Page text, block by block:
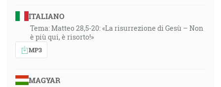
ITALIANO
Tema: Matteo 28,5-20: «La risurrezione di Gesù – Non
è più qui, è risorto!»
MP3
MAGYAR